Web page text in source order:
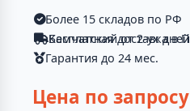
Более 15 складов по РФ
Бесплатная доставка в Петропавловск-Камчатский от 2-ух дней
Гарантия до 24 мес.
Цена по запросу